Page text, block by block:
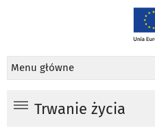
Menu główne
Trwanie życia